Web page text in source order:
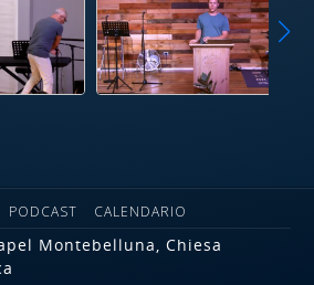
PODCAST CALENDARIO
Montebelluna, Chiesa